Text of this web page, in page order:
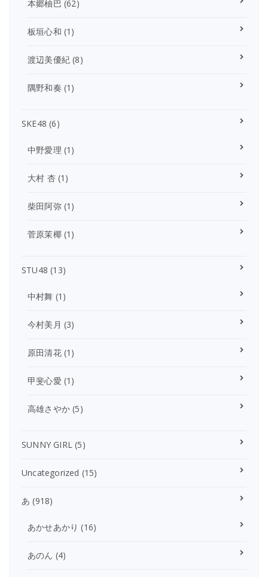
本郷柚巴 (62)
板垣心和 (1)
渡辺美優紀 (8)
隅野和奏 (1)
SKE48 (6)
中野愛理 (1)
大村 杏(1)
柴田阿弥(1)
菅原茉椰(1)
STU48 (13)
中村舞 (1)
今村美月 (3)
原田清花(1)
甲斐心愛 (1)
高雄さやか (5)
SUNNY GIRL (5)
Uncategorized (15)
あ (918)
あかせあかり (16)
あのん (4)